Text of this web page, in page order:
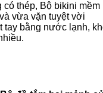
có thép, Bộ bikini
vừa vặn tuyệt vời
tay bằng nước lạnh,